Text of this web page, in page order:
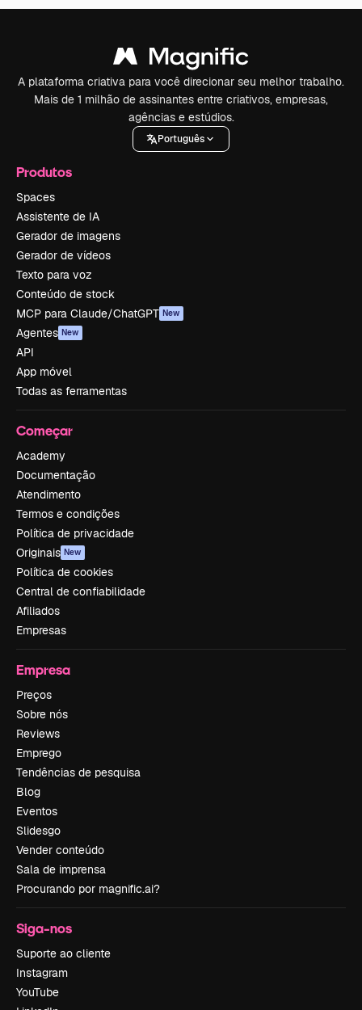
A plataforma criativa para você direcionar seu melhor trabalho.
Mais de 1 milhão de assinantes entre criativos, empresas,
agências e estúdios.
Português
Produtos
Spaces
Assistente de IA
Gerador de imagens
Gerador de vídeos
Texto para voz
Conteúdo de stock
MCP para Claude/ChatGPT New
Agentes New
API
App móvel
Todas as ferramentas
Começar
Academy
Documentação
Atendimento
Termos e condições
Política de privacidade
Originais New
Política de cookies
Central de confiabilidade
Afiliados
Empresas
Empresa
Preços
Sobre nós
Reviews
Emprego
Tendências de pesquisa
Blog
Eventos
Slidesgo
Vender conteúdo
Sala de imprensa
Procurando por magnific.ai?
Siga-nos
Suporte ao cliente
Instagram
YouTube